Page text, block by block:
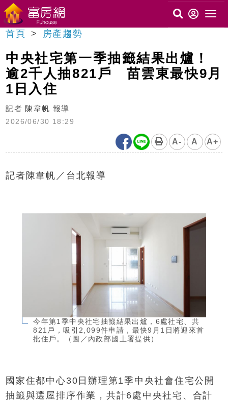
首頁 房產趨勢
中央社宅第一季抽籤結果出爐！
逾2千人抽821戶 苗雲東最快9月
1日入住
記者 陳韋帆 報導
2026/06/30 18:29
A- A A+
記者陳韋帆／台北報導
今年第1季中央社宅抽籤結果出爐，6處社宅、共
821戶，吸引2,099件申請，最快9月1日將迎來首
批住戶。（圖／內政部國土署提供）
國家住都中心30日辦理第1季中央社會住宅公開
抽籤與選屋排序作業，共計6處中央社宅、合計